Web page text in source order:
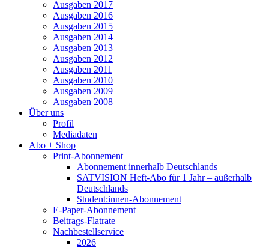
Ausgaben 2017
Ausgaben 2016
Ausgaben 2015
Ausgaben 2014
Ausgaben 2013
Ausgaben 2012
Ausgaben 2011
Ausgaben 2010
Ausgaben 2009
Ausgaben 2008
Über uns
Profil
Mediadaten
Abo + Shop
Print-Abonnement
Abonnement innerhalb Deutschlands
SATVISION Heft-Abo für 1 Jahr – außerhalb
Deutschlands
Student:innen-Abonnement
E-Paper-Abonnement
Beitrags-Flatrate
Nachbestellservice
2026